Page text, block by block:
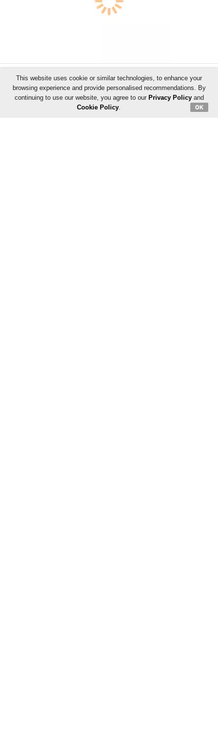
ADVERTISEMENT
This website uses cookie or similar technologies, to enhance your
browsing experience and provide personalised recommendations. By
continuing to use our website, you agree to our Privacy Policyand
Cookie Policy. OK